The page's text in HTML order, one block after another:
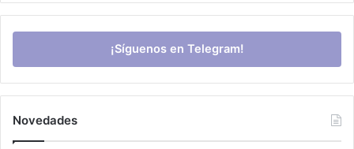
¡Síguenos en Telegram!
Novedades